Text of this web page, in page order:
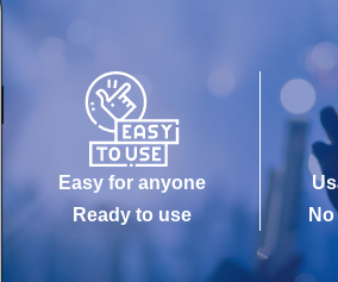
Easy for anyone
Ready to use